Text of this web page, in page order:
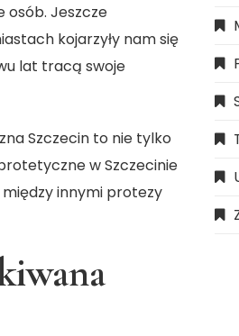
osób. Jeszcze
kojarzyły nam się
lat tracą swoje
Szczecin to nie tylko
w Szczecinie
innymi protezy